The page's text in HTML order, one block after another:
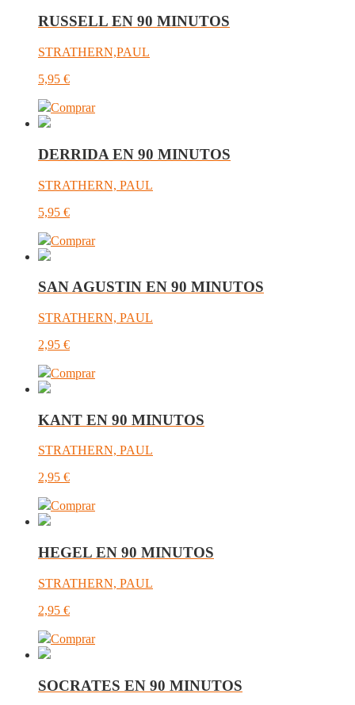
RUSSELL EN 90 MINUTOS
STRATHERN,PAUL
5,95 €
Comprar
DERRIDA EN 90 MINUTOS
STRATHERN, PAUL
5,95 €
Comprar
SAN AGUSTIN EN 90 MINUTOS
STRATHERN, PAUL
2,95 €
Comprar
KANT EN 90 MINUTOS
STRATHERN, PAUL
2,95 €
Comprar
HEGEL EN 90 MINUTOS
STRATHERN, PAUL
2,95 €
Comprar
SOCRATES EN 90 MINUTOS